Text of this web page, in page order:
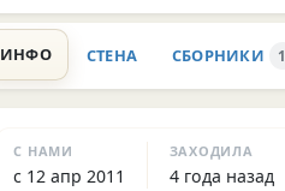
ИНФО СТЕНА СБОРНИКИ 1
С НАМИ
с 12 апр 2011
ЗАХОДИЛА
4 года назад